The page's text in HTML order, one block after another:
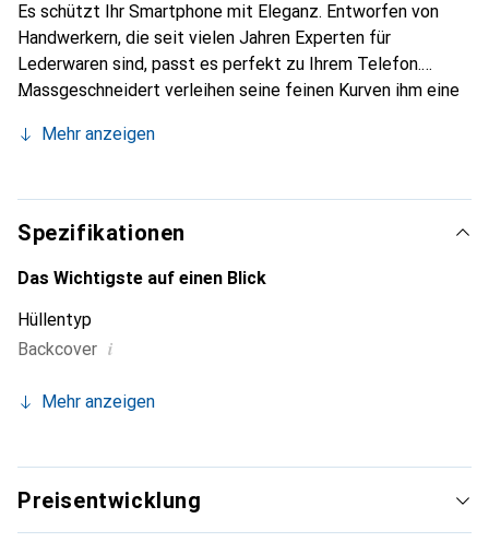
Es schützt Ihr Smartphone mit Eleganz. Entworfen von
Handwerkern, die seit vielen Jahren Experten für
Lederwaren sind, passt es perfekt zu Ihrem Telefon.
Massgeschneidert verleihen seine feinen Kurven ihm eine
unverzichtbaren Accessoire für Ihr Smartphone.
die Marke Noreve eine sichere Wahl für eine
anspruchsvolle Kundschaft.
Mehr anzeigen
Spezifikationen
Das Wichtigste auf einen Blick
Hüllentyp
Backcover i
Mehr anzeigen
Preisentwicklung